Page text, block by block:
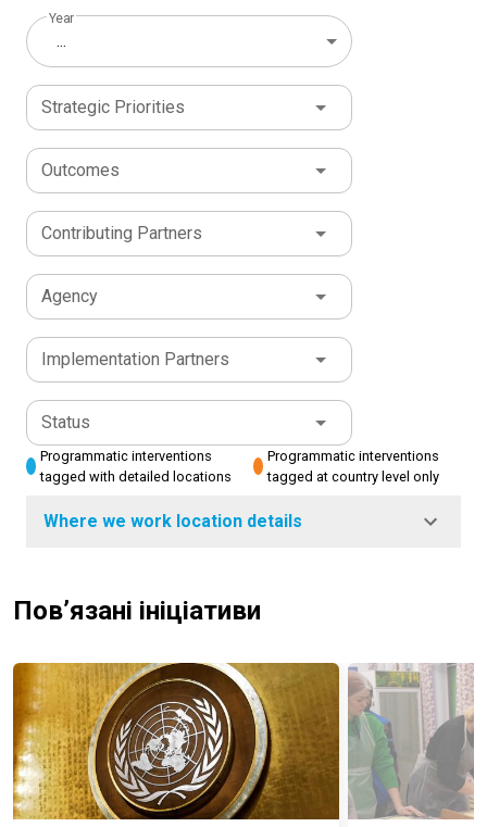
Year
...
Strategic Priorities
Outcomes
Contributing Partners
Agency
Implementation Partners
Status
Programmatic interventions
tagged with detailed locations
Programmatic interventions
tagged at country level only
Where we work location details
Пов’язані ініціативи